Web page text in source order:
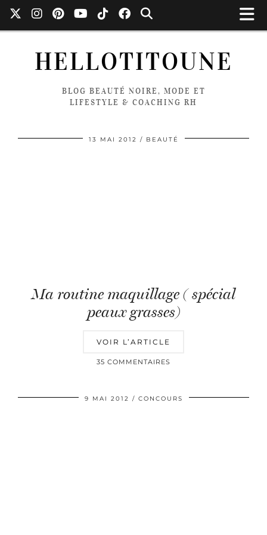
HELLOTITOUNE
BLOG BEAUTÉ NOIRE, MODE ET
LIFESTYLE & COACHING RH
13 MAI 2012 BEAUTÉ
Ma routine maquillage ( spécial
peaux grasses)
VOIR L’ARTICLE
35 COMMENTAIRES
9 MAI 2012 CONCOURS